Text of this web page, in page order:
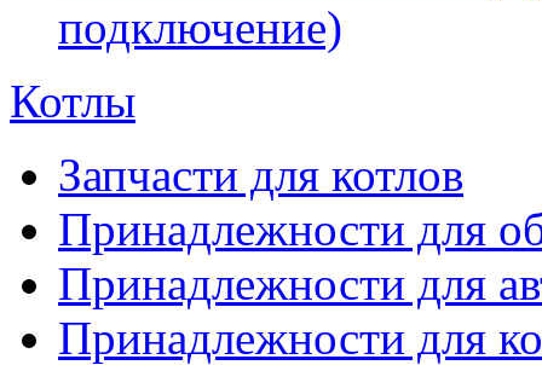
подключение)
Котлы
Запчасти для котлов
Принадлежности для
Принадлежности для
Принадлежности для